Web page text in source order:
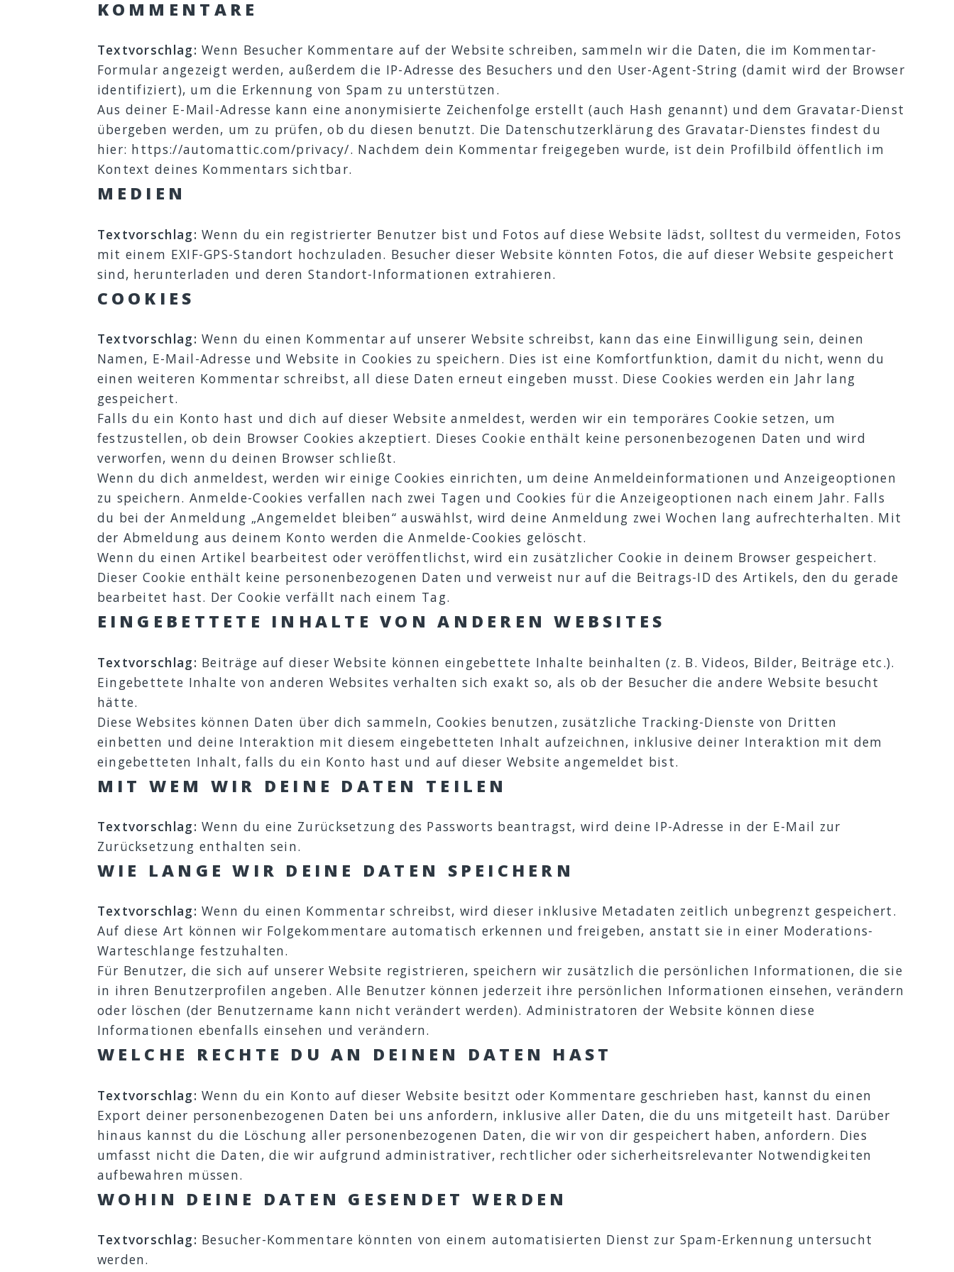
KOMMENTARE
Textvorschlag:Wenn Besucher Kommentare auf der Website schreiben, sammeln wir die Daten, die im Kommentar-
Formular angezeigt werden, außerdem die IP-Adresse des Besuchers und den User-Agent-String (damit wird der Browser
identifiziert), um die Erkennung von Spam zu unterstützen.
Aus deiner E-Mail-Adresse kann eine anonymisierte Zeichenfolge erstellt (auch Hash genannt) und dem Gravatar-Dienst
übergeben werden, um zu prüfen, ob du diesen benutzt. Die Datenschutzerklärung des Gravatar-Dienstes findest du
hier: https://automattic.com/privacy/. Nachdem dein Kommentar freigegeben wurde, ist dein Profilbild öffentlich im
Kontext deines Kommentars sichtbar.
MEDIEN
Textvorschlag:Wenn du ein registrierter Benutzer bist und Fotos auf diese Website lädst, solltest du vermeiden, Fotos
mit einem EXIF-GPS-Standort hochzuladen. Besucher dieser Website könnten Fotos, die auf dieser Website gespeichert
sind, herunterladen und deren Standort-Informationen extrahieren.
COOKIES
Textvorschlag:Wenn du einen Kommentar auf unserer Website schreibst, kann das eine Einwilligung sein, deinen
Namen, E-Mail-Adresse und Website in Cookies zu speichern. Dies ist eine Komfortfunktion, damit du nicht, wenn du
einen weiteren Kommentar schreibst, all diese Daten erneut eingeben musst. Diese Cookies werden ein Jahr lang
gespeichert.
Falls du ein Konto hast und dich auf dieser Website anmeldest, werden wir ein temporäres Cookie setzen, um
festzustellen, ob dein Browser Cookies akzeptiert. Dieses Cookie enthält keine personenbezogenen Daten und wird
verworfen, wenn du deinen Browser schließt.
Wenn du dich anmeldest, werden wir einige Cookies einrichten, um deine Anmeldeinformationen und Anzeigeoptionen
zu speichern. Anmelde-Cookies verfallen nach zwei Tagen und Cookies für die Anzeigeoptionen nach einem Jahr. Falls
du bei der Anmeldung „Angemeldet bleiben“ auswählst, wird deine Anmeldung zwei Wochen lang aufrechterhalten. Mit
der Abmeldung aus deinem Konto werden die Anmelde-Cookies gelöscht.
Wenn du einen Artikel bearbeitest oder veröffentlichst, wird ein zusätzlicher Cookie in deinem Browser gespeichert.
Dieser Cookie enthält keine personenbezogenen Daten und verweist nur auf die Beitrags-ID des Artikels, den du gerade
bearbeitet hast. Der Cookie verfällt nach einem Tag.
EINGEBETTETE INHALTE VON ANDEREN WEBSITES
Textvorschlag: Beiträge auf dieser Website können eingebettete Inhalte beinhalten (z. B. Videos, Bilder, Beiträge etc.).
Eingebettete Inhalte von anderen Websites verhalten sich exakt so, als ob der Besucher die andere Website besucht
hätte.
Diese Websites können Daten über dich sammeln, Cookies benutzen, zusätzliche Tracking-Dienste von Dritten
einbetten und deine Interaktion mit diesem eingebetteten Inhalt aufzeichnen, inklusive deiner Interaktion mit dem
eingebetteten Inhalt, falls du ein Konto hast und auf dieser Website angemeldet bist.
MIT WEM WIR DEINE DATEN TEILEN
Textvorschlag:Wenn du eine Zurücksetzung des Passworts beantragst, wird deine IP-Adresse in der E-Mail zur
Zurücksetzung enthalten sein.
WIE LANGE WIR DEINE DATEN SPEICHERN
Textvorschlag:Wenn du einen Kommentar schreibst, wird dieser inklusive Metadaten zeitlich unbegrenzt gespeichert.
Auf diese Art können wir Folgekommentare automatisch erkennen und freigeben, anstatt sie in einer Moderations-
Warteschlange festzuhalten.
Für Benutzer, die sich auf unserer Website registrieren, speichern wir zusätzlich die persönlichen Informationen, die sie
in ihren Benutzerprofilen angeben. Alle Benutzer können jederzeit ihre persönlichen Informationen einsehen, verändern
oder löschen (der Benutzername kann nicht verändert werden). Administratoren der Website können diese
Informationen ebenfalls einsehen und verändern.
WELCHE RECHTE DU AN DEINEN DATEN HAST
Textvorschlag:Wenn du ein Konto auf dieser Website besitzt oder Kommentare geschrieben hast, kannst du einen
Export deiner personenbezogenen Daten bei uns anfordern, inklusive aller Daten, die du uns mitgeteilt hast. Darüber
hinaus kannst du die Löschung aller personenbezogenen Daten, die wir von dir gespeichert haben, anfordern. Dies
umfasst nicht die Daten, die wir aufgrund administrativer, rechtlicher oder sicherheitsrelevanter Notwendigkeiten
aufbewahren müssen.
WOHIN DEINE DATEN GESENDET WERDEN
Textvorschlag: Besucher-Kommentare könnten von einem automatisierten Dienst zur Spam-Erkennung untersucht
werden.